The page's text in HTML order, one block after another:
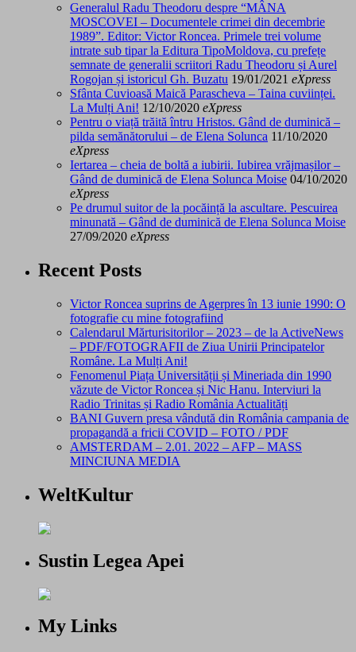
Generalul Radu Theodoru despre “MÂNA
MOSCOVEI – Documentele crimei din decembrie
1989”. Editor: Victor Roncea. Primele trei volume
intrate sub tipar la Editura TipoMoldova, cu prefețe
semnate de generalii scriitori Radu Theodoru și Aurel
Rogojan și istoricul Gh. Buzatu 19/01/2021 eXpress
Sfânta Cuvioasă Maică Parascheva – Taina cuviinței.
La Mulți Ani! 12/10/2020 eXpress
Pentru o viață trăită întru Hristos. Gând de duminică –
pilda semănătorului – de Elena Solunca 11/10/2020
eXpress
Iertarea – cheia de boltă a iubirii. Iubirea vrăjmașilor –
Gând de duminică de Elena Solunca Moise 04/10/2020
eXpress
Pe drumul suitor de la pocăință la ascultare. Pescuirea
minunată – Gând de duminică de Elena Solunca Moise
27/09/2020 eXpress
Recent Posts
Victor Roncea suprins de Agerpres în 13 iunie 1990: O
fotografie cu mine fotografiind
Calendarul Mărturisitorilor – 2023 – de la ActiveNews
– PDF/FOTOGRAFII de Ziua Unirii Principatelor
Române. La Mulți Ani!
Fenomenul Piața Universității și Mineriada din 1990
văzute de Victor Roncea și Nic Hanu. Interviuri la
Radio Trinitas și Radio România Actualități
BANI Guvern presa vândută din România campania de
propagandă a fricii COVID – FOTO / PDF
AMSTERDAM – 2.01. 2022 – AFP – MASS
MINCIUNA MEDIA
WeltKultur
Sustin Legea Apei
My Links